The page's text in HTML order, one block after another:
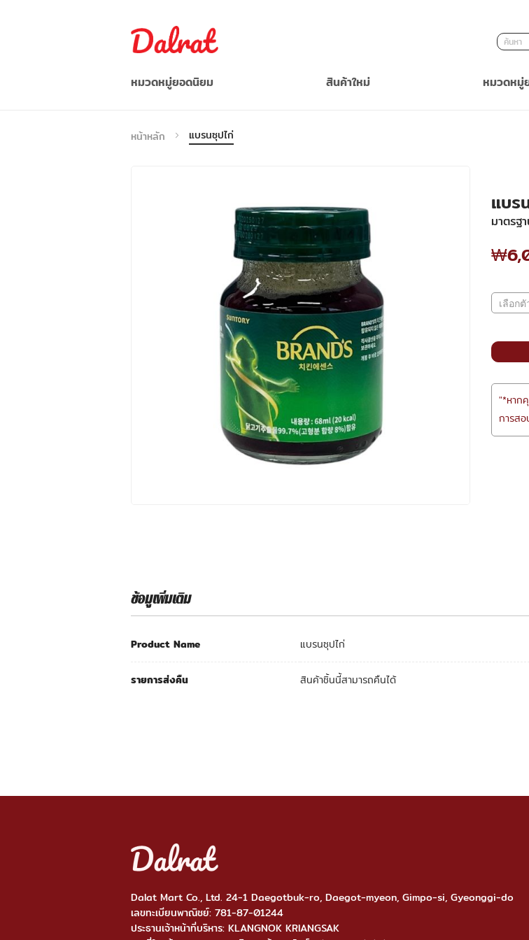
หมวดหมู่ยอดนิยม
อาหาร/ผลไม้/ผัก
สินค้าใหม่ หมวดหมู่
หน้าหลัก แบรนซุปไก่
แบร
มาตรฐ
"*หาก
การส
ข้อมูเพิ่มเติม
มู
เติม
Product Name แบรนซุปไก่
รายการส่งคืน สินค้าชิ้นนี้สามารถคืนได้
Dalat Mart Co., Ltd. 24-1 Daegotbuk-ro, Daegot-myeon, Gimpo-si, Gyeonggi-do
เลขทะเบียนพาณิชย์: 781-87-01244
ประธานเจ้าหน้าที่บริหาร: KLANGNOK KRIANGSAK